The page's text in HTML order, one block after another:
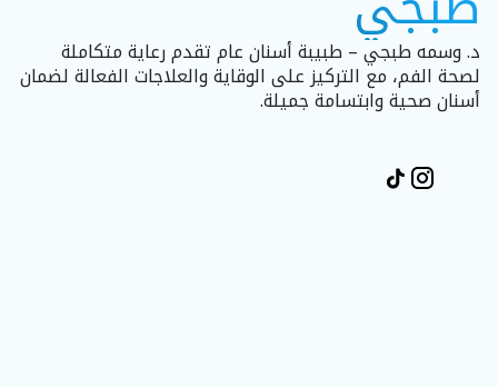
د. وسمه طبجي – طبيبة أسنان عام تقدم رعاية متكاملة
لصحة الفم، مع التركيز على الوقاية والعلاجات الفعالة لضمان
أسنان صحية وابتسامة جميلة.